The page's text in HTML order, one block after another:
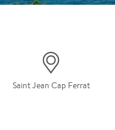
Saint Jean Cap Ferrat